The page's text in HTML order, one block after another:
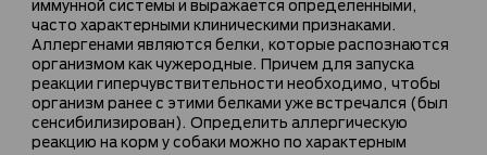
часто характерными клиническими признаками.
Аллергенами являются белки, которые распознаются
организмом как чужеродные. Причем для запуска
реакции гиперчувствительности необходимо, чтобы
организм ранее с этими белками уже встречался (был
сенсибилизирован). Определить аллергическую
реакцию на корм у собаки можно по характерным